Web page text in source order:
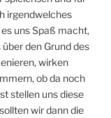
irgendwelches
uns Spaß macht,
den Grund des
wirken
ob da noch
stellen uns diese
wir dann die